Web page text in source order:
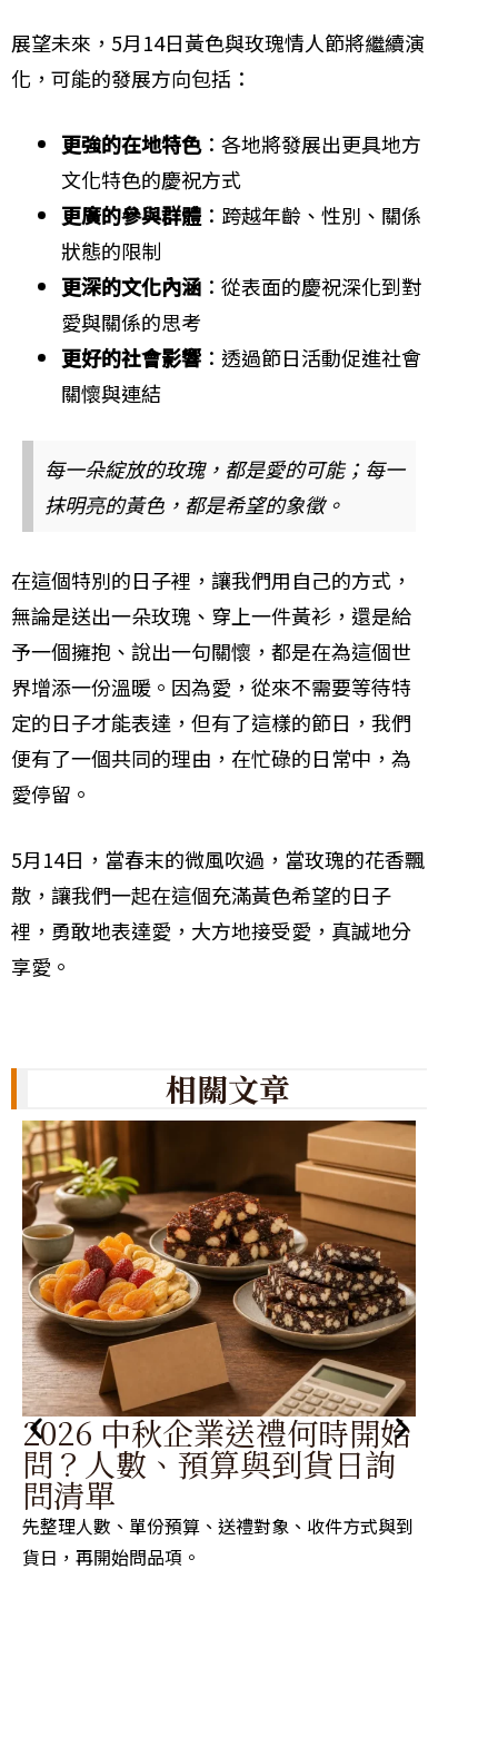
展望未來，5月14日黃色與玫瑰情人節將繼續演
化，可能的發展方向包括：
更強的在地特色：各地將發展出更具地方
文化特色的慶祝方式
更廣的參與群體 ：跨越年齡、性別、關係
狀態的限制
更深的文化內涵 ：從表面的慶祝深化到對
愛與關係的思考
更好的社會影響 ：透過節日活動促進社會
關懷與連結
每一朵綻放的玫瑰，都是愛的可能；每一
抹明亮的黃色，都是希望的象徵。
在這個特別的日子裡，讓我們用自己的方式，
無論是送出一朵玫瑰、穿上一件黃衫，還是給
予一個擁抱、說出一句關懷，都是在為這個世
界增添一份溫暖。因為愛，從來不需要等待特
定的日子才能表達，但有了這樣的節日，我們
便有了一個共同的理由，在忙碌的日常中，為
愛停留。
5月14日，當春末的微風吹過，當玫瑰的花香飄
散，讓我們一起在這個充滿黃色希望的日子
裡，勇敢地表達愛，大方地接受愛，真誠地分
享愛。
相關文章
2026 中秋企業送禮何時開始
問？人數、預算與到貨日詢
問清單
先整理人數、單份預算、送禮對象、收件方式與到
貨日，再開始問品項。